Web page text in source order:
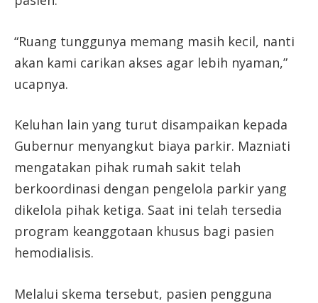
“Ruang tunggunya memang masih kecil, nanti
akan kami carikan akses agar lebih nyaman,”
ucapnya.
Keluhan lain yang turut disampaikan kepada
Gubernur menyangkut biaya parkir. Mazniati
mengatakan pihak rumah sakit telah
berkoordinasi dengan pengelola parkir yang
dikelola pihak ketiga. Saat ini telah tersedia
program keanggotaan khusus bagi pasien
hemodialisis.
Melalui skema tersebut, pasien pengguna